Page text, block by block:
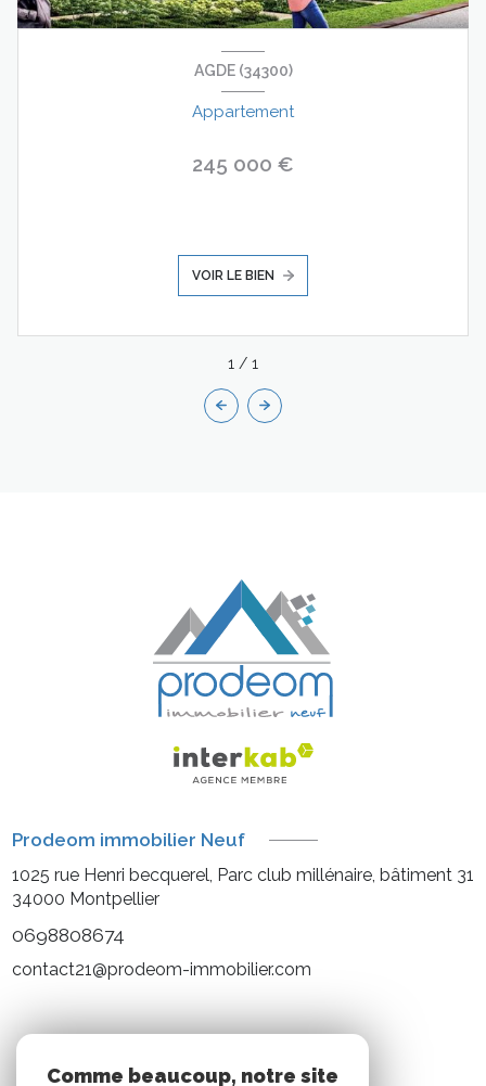
AGDE (34300)
Appartement
245 000 €
VOIR LE BIEN
1 / 1
Prodeom immobilier Neuf
1025 rue Henri becquerel, Parc club millénaire, bâtiment 31
34000 Montpellier
0698808674
contact21@prodeom-immobilier.com
Comme beaucoup, notre site